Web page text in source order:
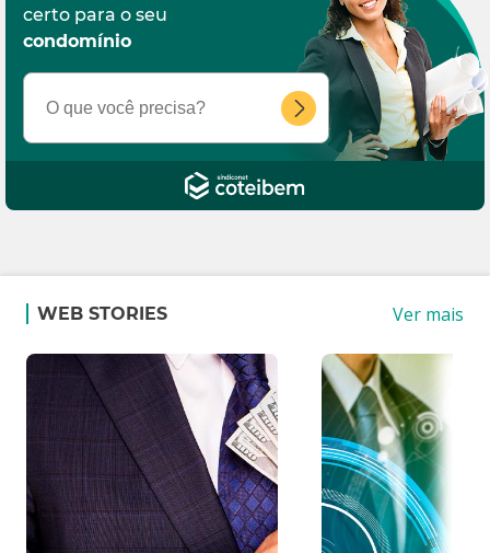
certo para o seu
condomínio
WEB STORIES Ver mais